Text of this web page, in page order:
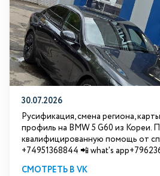
30.07.2026
Русификация, смена региона,
профиль на BMW 5 G60 из Кореи.
квалифицированную помощь от
+74951368844 📲 what's
СМОТРЕТЬ В VK